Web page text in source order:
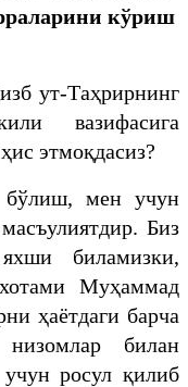
кўриш
ут-Таҳрирнинг
вазифасига
этмоқдасиз?
бўлиш, мен учун
Биз
биламизки,
Муҳаммад
ҳаётдаги барча
билан
росул қилиб